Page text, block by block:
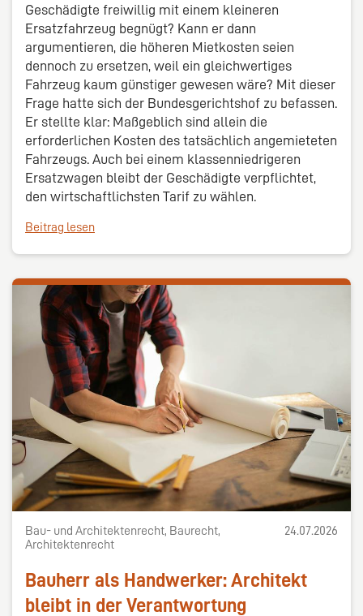
Geschädigte freiwillig mit einem kleineren
Ersatzfahrzeug begnügt? Kann er dann
argumentieren, die höheren Mietkosten seien
dennoch zu ersetzen, weil ein gleichwertiges
Fahrzeug kaum günstiger gewesen wäre? Mit dieser
Frage hatte sich der Bundesgerichtshof zu befassen.
Er stellte klar: Maßgeblich sind allein die
erforderlichen Kosten des tatsächlich angemieteten
Fahrzeugs. Auch bei einem klassenniedrigeren
Ersatzwagen bleibt der Geschädigte verpflichtet,
den wirtschaftlichsten Tarif zu wählen.
Beitrag lesen
Bau- und Architektenrecht, Baurecht,
Architektenrecht
24.07.2026
Bauherr als Handwerker: Architekt
bleibt in der Verantwortung